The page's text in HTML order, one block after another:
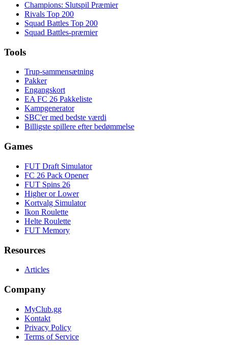
Champions: Slutspil Præmier
Rivals Top 200
Squad Battles Top 200
Squad Battles-præmier
Tools
Trup-sammensætning
Pakker
Engangskort
EA FC 26 Pakkeliste
Kampgenerator
SBC'er med bedste værdi
Billigste spillere efter bedømmelse
Games
FUT Draft Simulator
FC 26 Pack Opener
FUT Spins 26
Higher or Lower
Kortvalg Simulator
Ikon Roulette
Helte Roulette
FUT Memory
Resources
Articles
Company
MyClub.gg
Kontakt
Privacy Policy
Terms of Service